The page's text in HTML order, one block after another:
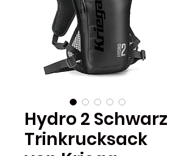
Hydro 2 Schwarz
Trinkrucksack